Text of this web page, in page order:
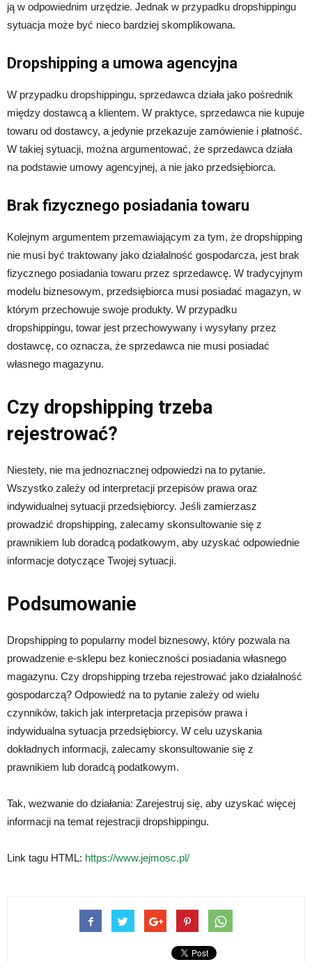
ją w odpowiednim urzędzie. Jednak w przypadku dropshippingu
sytuacja może być nieco bardziej skomplikowana.
Dropshipping a umowa agencyjna
W przypadku dropshippingu, sprzedawca działa jako pośrednik
między dostawcą a klientem. W praktyce, sprzedawca nie kupuje
towaru od dostawcy, a jedynie przekazuje zamówienie i płatność.
W takiej sytuacji, można argumentować, że sprzedawca działa
na podstawie umowy agencyjnej, a nie jako przedsiębiorca.
Brak fizycznego posiadania towaru
Kolejnym argumentem przemawiającym za tym, że dropshipping
nie musi być traktowany jako działalność gospodarcza, jest brak
fizycznego posiadania towaru przez sprzedawcę. W tradycyjnym
modelu biznesowym, przedsiębiorca musi posiadać magazyn, w
którym przechowuje swoje produkty. W przypadku
dropshippingu, towar jest przechowywany i wysyłany przez
dostawcę, co oznacza, że sprzedawca nie musi posiadać
własnego magazynu.
Czy dropshipping trzeba
rejestrować?
Niestety, nie ma jednoznacznej odpowiedzi na to pytanie.
Wszystko zależy od interpretacji przepisów prawa oraz
indywidualnej sytuacji przedsiębiorcy. Jeśli zamierzasz
prowadzić dropshipping, zalecamy skonsultowanie się z
prawnikiem lub doradcą podatkowym, aby uzyskać odpowiednie
informacje dotyczące Twojej sytuacji.
Podsumowanie
Dropshipping to popularny model biznesowy, który pozwala na
prowadzenie e-sklepu bez konieczności posiadania własnego
magazynu. Czy dropshipping trzeba rejestrować jako działalność
gospodarczą? Odpowiedź na to pytanie zależy od wielu
czynników, takich jak interpretacja przepisów prawa i
indywidualna sytuacja przedsiębiorcy. W celu uzyskania
dokładnych informacji, zalecamy skonsultowanie się z
prawnikiem lub doradcą podatkowym.
Tak, wezwanie do działania: Zarejestruj się, aby uzyskać więcej
informacji na temat rejestracji dropshippingu.
Link tagu HTML: https://www.jejmosc.pl/